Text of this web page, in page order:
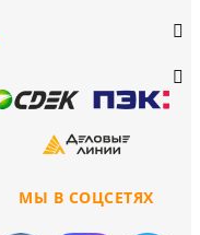
МЫ В СОЦСЕТЯХ